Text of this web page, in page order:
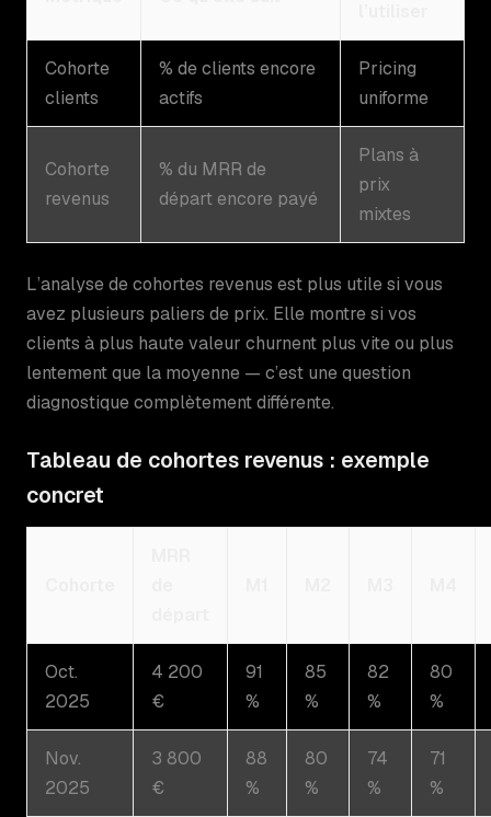
Cohorte
clients
% de clients encore
actifs
Pricing
uniforme
Cohorte
revenus
% du MRR de
départ encore payé
Plans à
prix
mixtes
L’analyse de cohortes revenus est plus utile si vous
avez plusieurs paliers de prix. Elle montre si vos
clients à plus haute valeur churnent plus vite ou plus
lentement que la moyenne — c’est une question
diagnostique complètement différente.
Tableau de cohortes revenus : exemple
concret
Oct.
2025
4 200
€
91
%
85
%
82
%
80
%
Nov.
2025
3 800
€
88
%
80
%
74
%
71
%